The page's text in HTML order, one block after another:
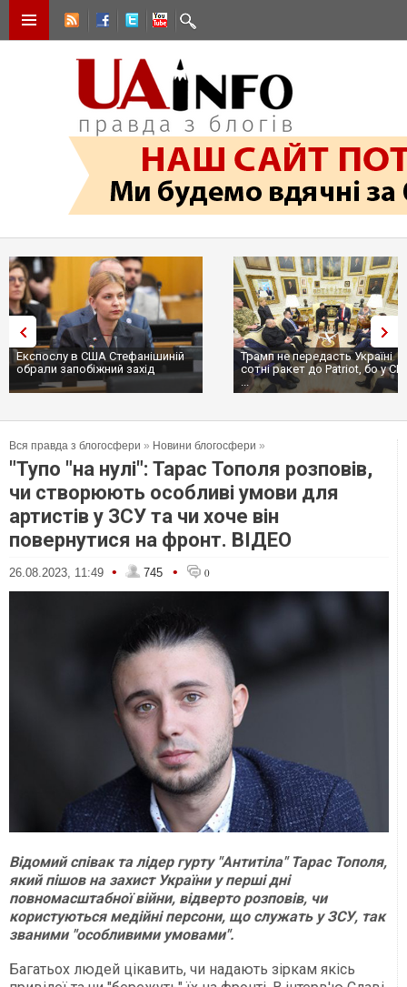
Експослу в США Стефанішиній
обрали запобіжний захід
Трамп не передасть Україні
сотні ракет до Patriot, бо у
...
Вся правда з блогосфери » Новини блогосфери »
"Тупо "на нулі": Тарас Тополя розповів,
чи створюють особливі умови для
артистів у ЗСУ та чи хоче він
повернутися на фронт. ВІДЕО
26.08.2023, 11:49 • 745 • 0
Відомий співак та лідер гурту "Антитіла" Тарас Тополя,
який пішов на захист України у перші дні
повномасштабної війни, відверто розповів, чи
користуються медійні персони, що служать у ЗСУ, так
званими "особливими умовами".
Багатьох людей цікавить, чи надають зіркам якісь